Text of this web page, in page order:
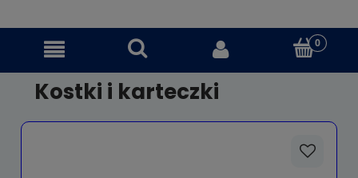
Kostki i karteczki